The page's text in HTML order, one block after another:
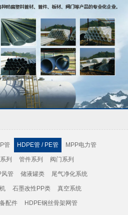
管 HDPE管 / PE管 MPP电力管
列 管件系列 阀门系列
风管 储液罐类 尾气净化系统
石墨改性PP类 真空系统
配件 HDPE钢丝骨架网管